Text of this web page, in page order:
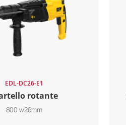
EDL-DC26-E1
rotante
800 w26mm